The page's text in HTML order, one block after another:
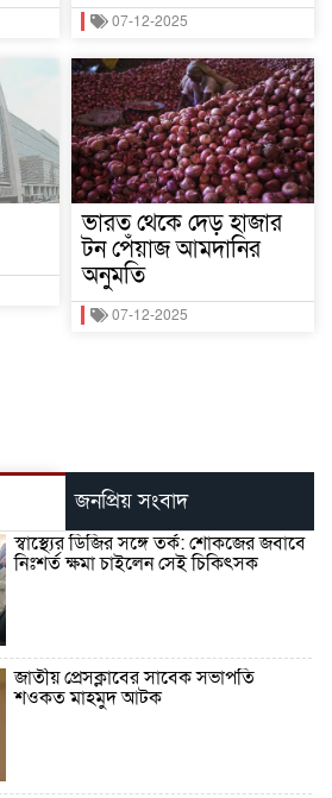
07-12-2025
ভারত থেকে দেড় হাজার
টন পেঁয়াজ আমদানির
অনুমতি
07-12-2025
জনপ্রিয় সংবাদ
স্বাস্থ্যের ডিজির সঙ্গে তর্ক: শোকজের জবাবে
নিঃশর্ত ক্ষমা চাইলেন সেই চিকিৎসক
জাতীয় প্রেসক্লাবের সাবেক সভাপতি
শওকত মাহমুদ আটক